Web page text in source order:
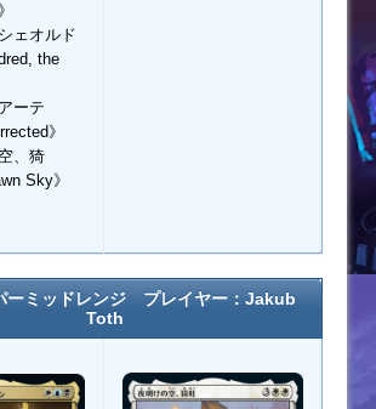
ェオルド
the
ーテ
》
、猗
Sky》
ーミッドレンジ プレイヤー：Jakub
Toth